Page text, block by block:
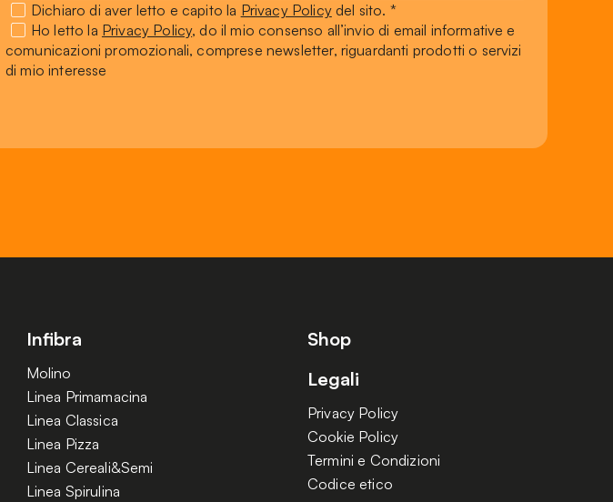
Dichiaro di aver letto e capito la Privacy Policydel sito. *
Ho letto la Privacy Policy, do il mio consenso all’invio di email informative e
comunicazioni promozionali, comprese newsletter, riguardanti prodotti o servizi
di mio interesse
Infibra
Molino
Linea Primamacina
Linea Classica
Linea Pizza
Linea Cereali&Semi
Linea Spirulina
Shop
Legali
Privacy Policy
Cookie Policy
Termini e Condizioni
Codice etico